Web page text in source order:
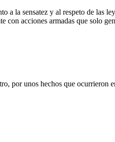
a la sensatez y al respeto de las
con acciones armadas que solo
por unos hechos que